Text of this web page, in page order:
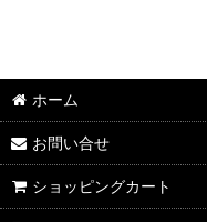
ホーム
お問い合せ
ショッピングカート